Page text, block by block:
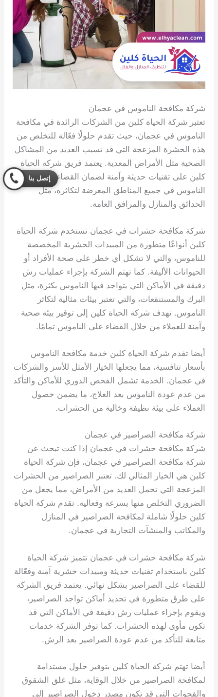
شركة مكافحة الناموس في عجمان
تعتبر شركة الحياة كلين من الشركات الرائدة في مكافحة
الناموس في عجمان، حيث تقدم حلولًا فعّالة للتخلص من
هذه الحشرة المزعجة التي قد تسبب العديد من المشاكل
الصحية مثل الأمراض المعدية. يعتمد فريق شركة الحياة
كلين على تقنيات حديثة وآمنة لضمان القضاء على
الناموس في جميع المناطق المعرضة لتكاثره، مثل
الحدائق والمنازل والمرافق العامة.
شركة مكافحة حشرات في عجمان تستخدم شركة الحياة
كلين أنواعًا متطورة من المبيدات الحشرية المخصصة
للناموس، والتي لا تشكل أي خطر على صحة الأفراد أو
الحيوانات الأليفة. كما تهتم الشركة بإجراء عمليات رش
دقيقة في الأماكن التي يتواجد فيها الناموس بكثرة، مثل
البرك والمستنقعات، والتي تعتبر بيئات مثالية لتكاثر
الناموس. تهدف شركة الحياة كلين إلى توفير بيئة صحية
وآمنة للعملاء من خلال القضاء على الناموس تمامًا.
أيضا تقدم شركة الحياة كلين خدمة مكافحة الناموس
بأسعار تنافسية، مما يجعلها الخيار الأمثل للأسر والشركات
في عجمان. الخدمة تشمل الفحص الدوري للأماكن والتأكد
من عدم عودة الناموس بعد العلاج، ما يضمن حصول
العملاء على بيئة نظيفة وخالية من الحشرات.
شركة مكافحة الصراصير في عجمان
شركة مكافحة حشرات في عجمان إذا كنت تبحث عن
شركة مكافحة الصراصير في عجمان، فإن شركة الحياة
كلين هي الخيار المثالي لك. تعتبر الصراصير من الحشرات
المزعجة التي تحمل العديد من الأمراض، مما يجعل من
الضروري التخلص منها بسرعة وفعالية. تقدم شركة الحياة
كلين حلولًا شاملة لمكافحة الصراصير في المنازل
والمكاتب والمنشآت التجارية في عجمان.
شركة مكافحة حشرات في عجمان تتميز شركة الحياة
كلين باستخدام تقنيات حديثة ومبيدات حشرية آمنة وفعّالة
للقضاء على الصراصير بشكل نهائي. يعتمد فريق الشركة
على طرق متطورة في تحديد أماكن تواجد الصراصير،
ويقوم بإجراء عمليات رش دقيقة في الأماكن التي قد
تكون مأوى لهذه الحشرات. كما توفر الشركة خدمات
متابعة للتأكد من عدم عودة الصراصير بعد الرش.
أيضا تهتم شركة الحياة كلين بتوفير حلول مستدامة
لمكافحة الصراصير من خلال الوقاية، مثل غلق الشقوق
والفجوات التي قد تكون مصدر دخول الصراصير إلى
إتصل بنا